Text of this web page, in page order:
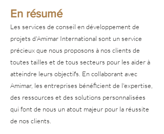
En résumé
Les services de conseil en développement de
projets d'Amimar International sont un service
précieux que nous proposons à nos clients de
toutes tailles et de tous secteurs pour les aider à
atteindre leurs objectifs. En collaborant avec
Amimar, les entreprises bénéficient de l'expertise,
des ressources et des solutions personnalisées
qui font de nous un atout majeur pour la réussite
de nos clients.